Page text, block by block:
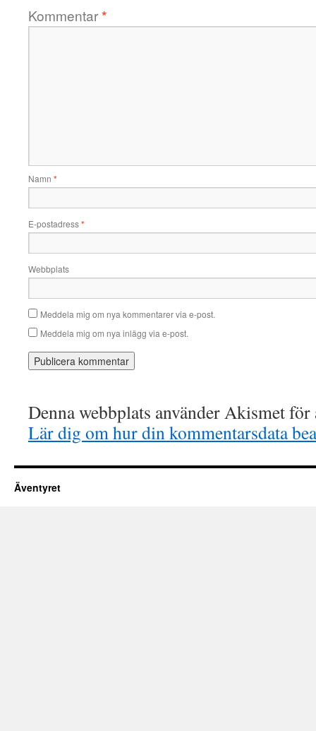
Kommentar*
Namn *
E-postadress*
Webbplats
Meddela mig om nya kommentarer via e-post.
Meddela mig om nya inlägg via e-post.
Denna webbplats använder Akismet
Lär dig om hur din kommentarsdata
Äventyret